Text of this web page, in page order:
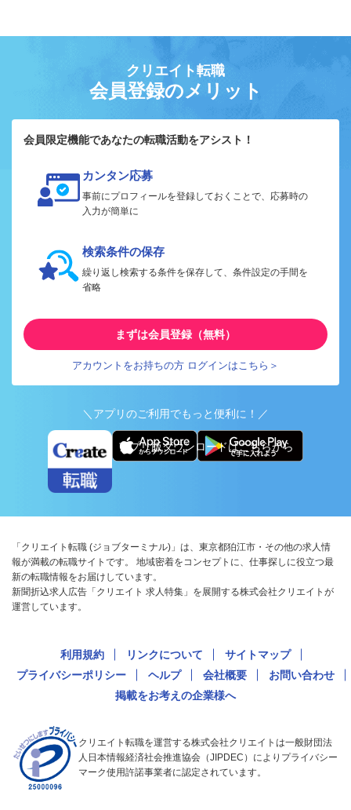
クリエイト転職
会員登録のメリット
会員限定機能であなたの転職活動をアシスト！
カンタン応募
事前にプロフィールを登録しておくことで、応募時の
入力が簡単に
検索条件の保存
繰り返し検索する条件を保存して、条件設定の手間を
省略
まずは会員登録（無料）
アカウントをお持ちの方 ログインはこちら＞
＼アプリのご利用でもっと便利に！／
アプリ版ダウンロードはこちらから
「クリエイト転職 (ジョブターミナル)」は、東京都狛江市・その他の求人情
報が満載の転職サイトです。 地域密着をコンセプトに、仕事探しに役立つ最
新の転職情報をお届けしています。
新聞折込求人広告「クリエイト 求人特集」を展開する株式会社クリエイトが
運営しています。
利用規約 リンクについて
サイトマップ
プライバシーポリシー
ヘルプ 会社概要
お問い合わせ
掲載をお考えの企業様へ
クリエイト転職を運営する株式会社クリエイトは一般財団法
人日本情報経済社会推進協会（JIPDEC）によりプライバシー
マーク使用許諾事業者に認定されています。